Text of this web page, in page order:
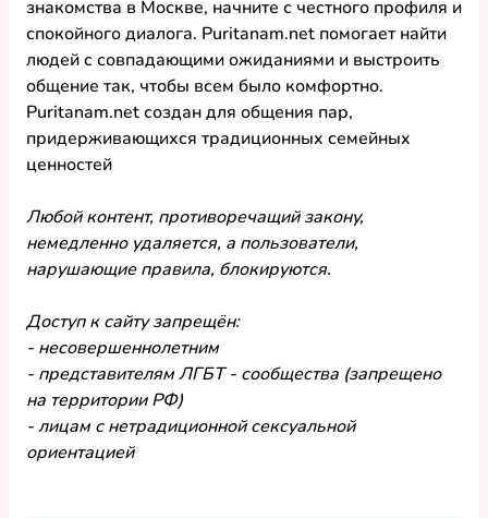
знакомства в Москве, начните с честного профиля и
спокойного диалога. Puritanam.net помогает найти
людей с совпадающими ожиданиями и выстроить
общение так, чтобы всем было комфортно.
Puritanam.net создан для общения пар,
придерживающихся традиционных семейных
ценностей
Любой контент, противоречащий закону,
немедленно удаляется, а пользователи,
нарушающие правила, блокируются.
Доступ к сайту запрещён:
- несовершеннолетним
- представителям ЛГБТ - сообщества (запрещено
на территории РФ)
- лицам с нетрадиционной сексуальной
ориентацией